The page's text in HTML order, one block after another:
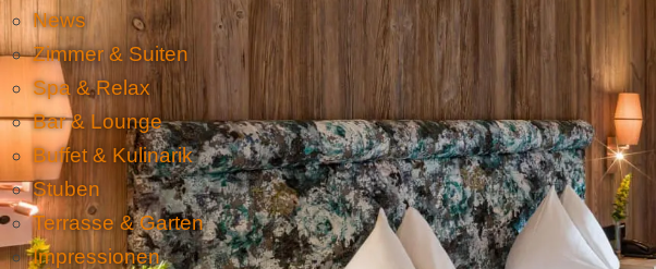
News
Zimmer & Suiten
Spa & Relax
Bar & Lounge
Buffet & Kulinarik
Stuben
Terrasse & Garten
Impressionen